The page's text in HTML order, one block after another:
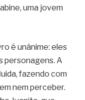
uma jovem
é unânime: eles
personagens. A
fazendo com
nem perceber.